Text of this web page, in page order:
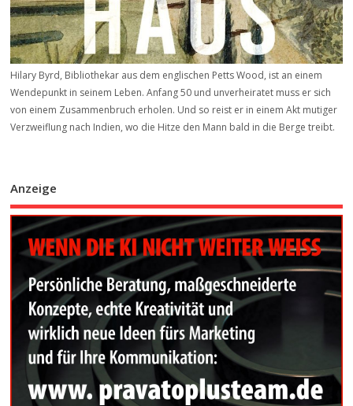
Hilary Byrd, Bibliothekar aus dem englischen Petts Wood, ist an einem
Wendepunkt in seinem Leben. Anfang 50 und unverheiratet muss er sich
von einem Zusammenbruch erholen. Und so reist er in einem Akt mutiger
Verzweiflung nach Indien, wo die Hitze den Mann bald in die Berge treibt.
Anzeige